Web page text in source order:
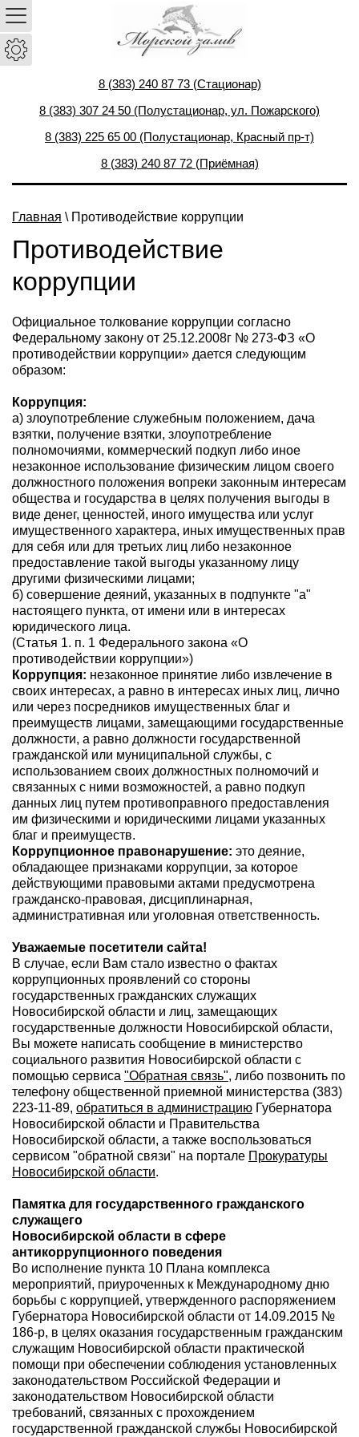
8 (383) 240 87 73 (Стационар)
8 (383) 307 24 50 (Полустационар, ул. Пожарского)
8 (383) 225 65 00 (Полустационар, Красный пр-т)
8 (383) 240 87 72 (Приёмная)
Главная \ Противодействие коррупции
Противодействие
коррупции
Официальное толкование коррупции согласно
Федеральному закону от 25.12.2008г № 273-ФЗ «О
противодействии коррупции» дается следующим
образом:
Коррупция:
а) злоупотребление служебным положением, дача
взятки, получение взятки, злоупотребление
полномочиями, коммерческий подкуп либо иное
незаконное использование физическим лицом своего
должностного положения вопреки законным интересам
общества и государства в целях получения выгоды в
виде денег, ценностей, иного имущества или услуг
имущественного характера, иных имущественных прав
для себя или для третьих лиц либо незаконное
предоставление такой выгоды указанному лицу
другими физическими лицами;
б) совершение деяний, указанных в подпункте "а"
настоящего пункта, от имени или в интересах
юридического лица.
(Статья 1. п. 1 Федерального закона «О
противодействии коррупции»)
Коррупция: незаконное принятие либо извлечение в
своих интересах, а равно в интересах иных лиц, лично
или через посредников имущественных благ и
преимуществ лицами, замещающими государственные
должности, а равно должности государственной
гражданской или муниципальной службы, с
использованием своих должностных полномочий и
связанных с ними возможностей, а равно подкуп
данных лиц путем противоправного предоставления
им физическими и юридическими лицами указанных
благ и преимуществ.
Коррупционное правонарушение: это деяние,
обладающее признаками коррупции, за которое
действующими правовыми актами предусмотрена
гражданско-правовая, дисциплинарная,
административная или уголовная ответственность.
Уважаемые посетители сайта!
В случае, если Вам стало известно о фактах
коррупционных проявлений со стороны
государственных гражданских служащих
Новосибирской области и лиц, замещающих
государственные должности Новосибирской области,
Вы можете написать сообщение в министерство
социального развития Новосибирской области с
помощью сервиса "Обратная связь", либо позвонить по
телефону общественной приемной министерства (383)
223-11-89, обратиться в администрацию Губернатора
Новосибирской области и Правительства
Новосибирской области, а также воспользоваться
сервисом "обратной связи" на портале Прокуратуры
Новосибирской области.
Памятка для государственного гражданского
служащего
Новосибирской области в сфере
антикоррупционного поведения
Во исполнение пункта 10 Плана комплекса
мероприятий, приуроченных к Международному дню
борьбы с коррупцией, утвержденного распоряжением
Губернатора Новосибирской области от 14.09.2015 №
186-р, в целях оказания государственным гражданским
служащим Новосибирской области практической
помощи при обеспечении соблюдения установленных
законодательством Российской Федерации и
законодательством Новосибирской области
требований, связанных с прохождением
государственной гражданской службы Новосибирской